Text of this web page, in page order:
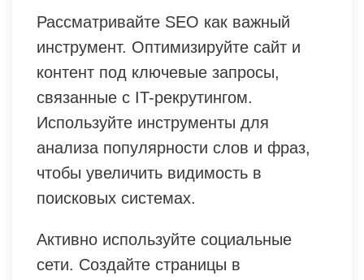
Рассматривайте SEO как важный
инструмент. Оптимизируйте сайт и
контент под ключевые запросы,
связанные с IT-рекрутингом.
Используйте инструменты для
анализа популярности слов и фраз,
чтобы увеличить видимость в
поисковых системах.
Активно используйте социальные
сети. Создайте страницы в